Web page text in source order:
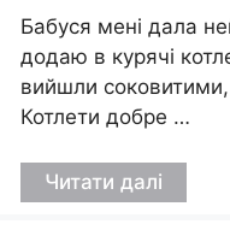
Бабуся мені дала
додаю в курячі
вийшли
Котлети добре …
Читати далі